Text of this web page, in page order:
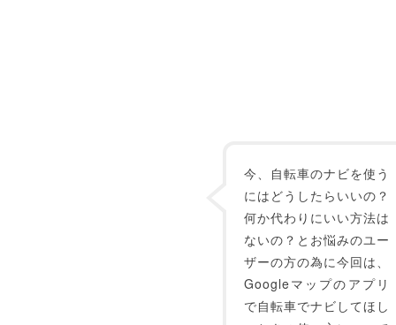
今、自転車のナビを使う
にはどうしたらいいの？
何か代わりにいい方法は
ないの？とお悩みのユー
ザーの方の為に今回は、
Googleマップのアプリ
で自転車でナビしてほし